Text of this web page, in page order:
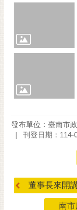
發布單位：臺南市
刊登日期：114-
董事長來開
南